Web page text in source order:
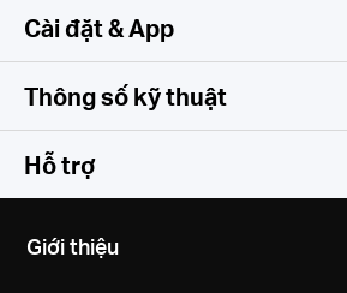
Cài đặt & App
Đơn giản và đa
Thông số kỹ thuật
Thông số không dây
IEEE 802.11b/g/n 2.4 GHz
Hỗ trợ
Giới thiệu